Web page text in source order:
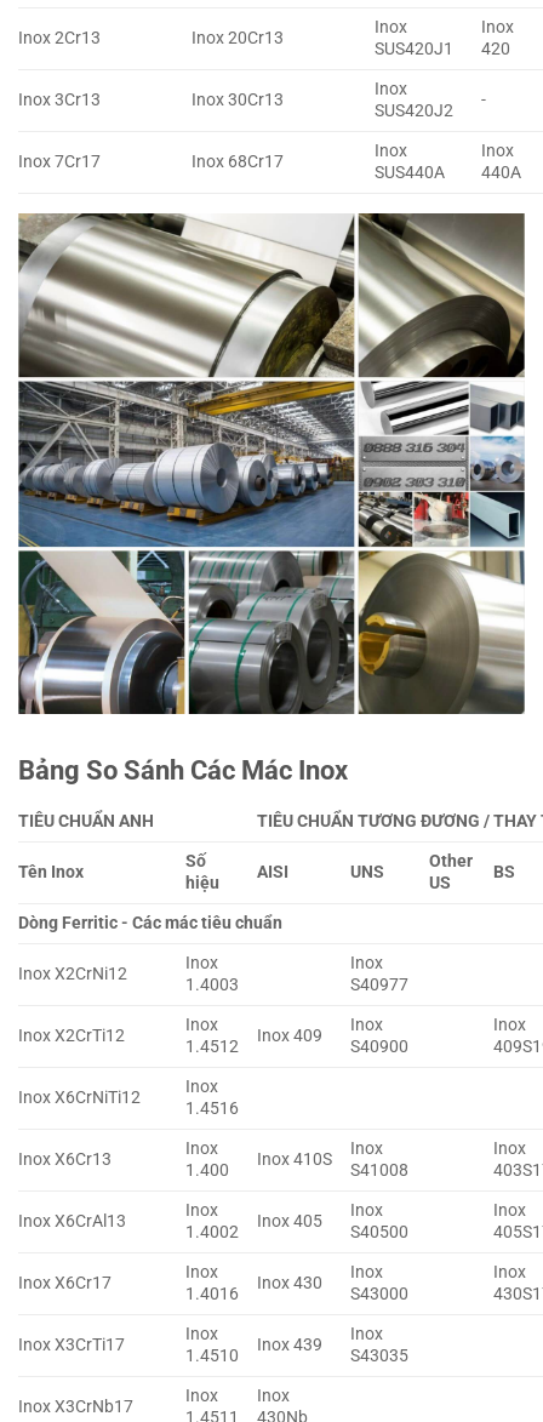
Inox 2Cr13 Inox 20Cr13
Inox
SUS420J1
Inox
420
Inox 3Cr13 Inox 30Cr13
Inox
SUS420J2
-
Inox 7Cr17 Inox 68Cr17
Inox
SUS440A
Inox
440A
Bảng So Sánh Các Mác Inox
TIÊU CHUẨN ANH TIÊU CHUẨN TƯƠNG ĐƯƠNG / THAY
Tên Inox
Số
hiệu
AISI UNS
Other
US
BS
Dòng Ferritic - Các mác tiêu chuẩn
Inox X2CrNi12
Inox
1.4003
Inox
S40977
Inox X2CrTi12
Inox
1.4512
Inox 409
Inox
S40900
Inox
Inox X6CrNiTi12
Inox
1.4516
Inox X6Cr13
Inox
1.400
Inox 410S
Inox
S41008
Inox
Inox X6CrAl13
Inox
1.4002
Inox 405
Inox
S40500
Inox
Inox X6Cr17
Inox
1.4016
Inox 430
Inox
S43000
Inox
Inox X3CrTi17
Inox
1.4510
Inox 439
Inox
S43035
Inox X3CrNb17
Inox
1.4511
Inox
430Nb